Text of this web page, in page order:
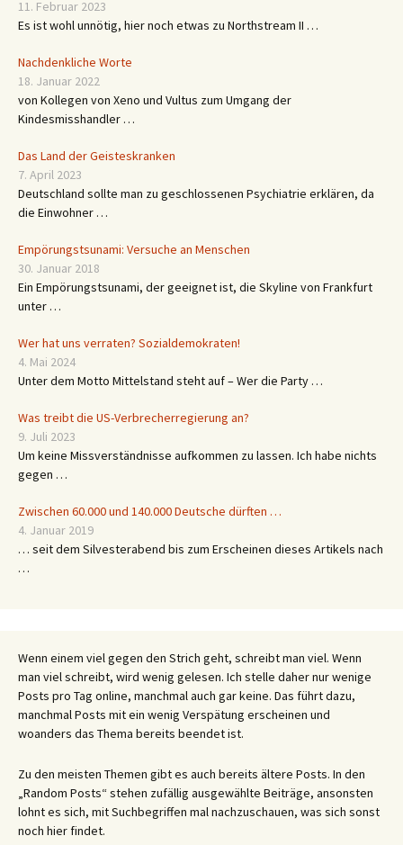
11. Februar 2023
Es ist wohl unnötig, hier noch etwas zu Northstream II …
Nachdenkliche Worte
18. Januar 2022
von Kollegen von Xeno und Vultus zum Umgang der
Kindesmisshandler …
Das Land der Geisteskranken
7. April 2023
Deutschland sollte man zu geschlossenen Psychiatrie erklären, da
die Einwohner …
Empörungstsunami: Versuche an Menschen
30. Januar 2018
Ein Empörungstsunami, der geeignet ist, die Skyline von Frankfurt
unter …
Wer hat uns verraten? Sozialdemokraten!
4. Mai 2024
Unter dem Motto Mittelstand steht auf – Wer die Party …
Was treibt die US-Verbrecherregierung an?
9. Juli 2023
Um keine Missverständnisse aufkommen zu lassen. Ich habe nichts
gegen …
Zwischen 60.000 und 140.000 Deutsche dürften …
4. Januar 2019
… seit dem Silvesterabend bis zum Erscheinen dieses Artikels nach
…
Wenn einem viel gegen den Strich geht, schreibt man viel. Wenn
man viel schreibt, wird wenig gelesen. Ich stelle daher nur wenige
Posts pro Tag online, manchmal auch gar keine. Das führt dazu,
manchmal Posts mit ein wenig Verspätung erscheinen und
woanders das Thema bereits beendet ist.
Zu den meisten Themen gibt es auch bereits ältere Posts. In den
„Random Posts“ stehen zufällig ausgewählte Beiträge, ansonsten
lohnt es sich, mit Suchbegriffen mal nachzuschauen, was sich sonst
noch hier findet.